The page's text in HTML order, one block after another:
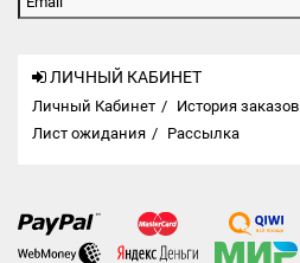
ЛИЧНЫЙ КАБИНЕТ
Личный Кабинет История заказов
Лист ожидания
Рассылка